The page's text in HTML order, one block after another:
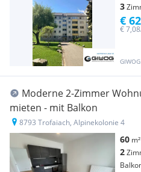
3
€
€
Moderne 2-Zimmer
mieten - mit Balkon
8793 Trofaiach, Alpinekolonie 4
60 m²
2